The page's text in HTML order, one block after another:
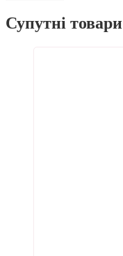
Супутні товари